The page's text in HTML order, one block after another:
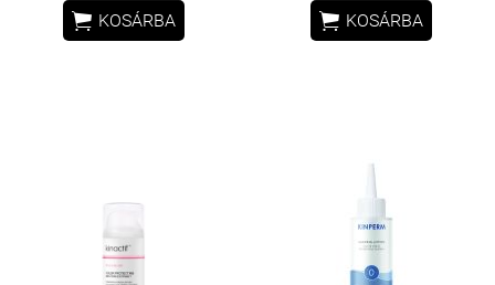
 KOSÁRBA  KOSÁRBA